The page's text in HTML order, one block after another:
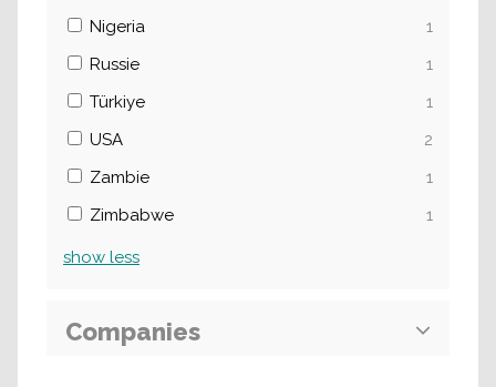
Nigeria
1
Russie
1
Türkiye
1
USA
2
Zambie
1
Zimbabwe
1
show less
Companies